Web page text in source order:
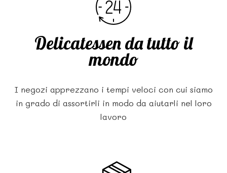
Delicatessen da tutto il
mondo
I negozi apprezzano i tempi veloci con cui siamo
in grado di assortirli in modo da aiutarli nel loro
lavoro